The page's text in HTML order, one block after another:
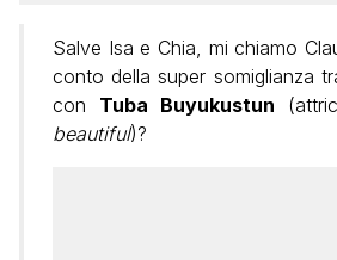
Salve Isa e Chia, mi chiamo
conto della super somiglianza
con Tuba Buyukustun
beautiful)?